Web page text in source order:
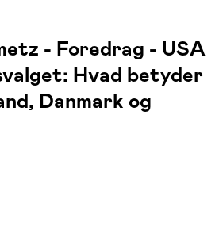
- Foredrag - USA
Hvad betyder
Danmark og